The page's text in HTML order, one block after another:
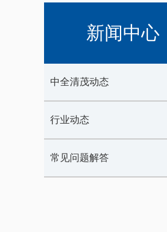
新闻中心
中全清茂动态
行业动态
常见问题解答